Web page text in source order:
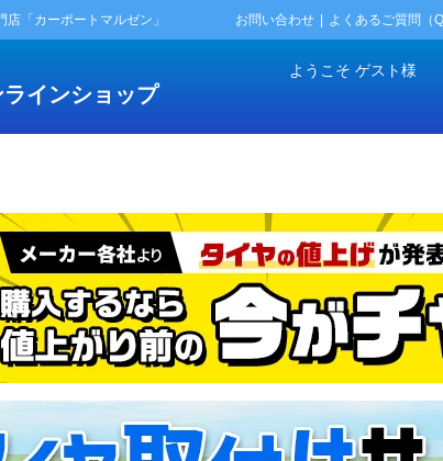
「カーポートマルゼン」 お問い合わせ よくあるご質問（
ラインショップ
ようこそ ゲスト様